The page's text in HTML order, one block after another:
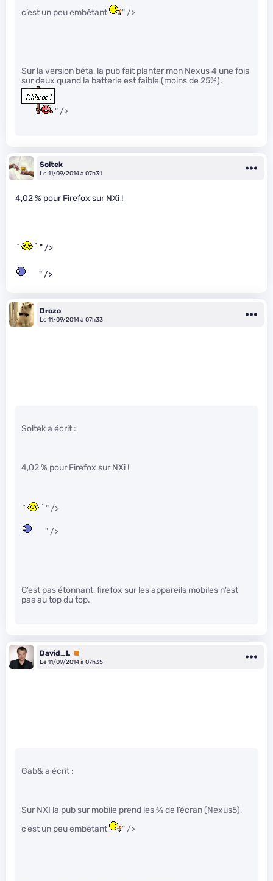
c’est un peu embêtant " />
Sur la version béta, la pub fait planter mon Nexus 4 une fois
sur deux quand la batterie est faible (moins de 25%).
" />
Soltek
Le 11/09/2014 à 07h31
4,02 % pour Firefox sur NXi !
" />
" />
Drozo
Le 11/09/2014 à 07h33
Soltek a écrit :
4,02 % pour Firefox sur NXi !
" />
" />
C’est pas étonnant, firefox sur les appareils mobiles n’est
pas au top du top.
David_L Premium
Le 11/09/2014 à 07h35
Gab& a écrit :
Sur NXI la pub sur mobile prend les3⁄4de l’écran (Nexus5),
c’est un peu embêtant
" />